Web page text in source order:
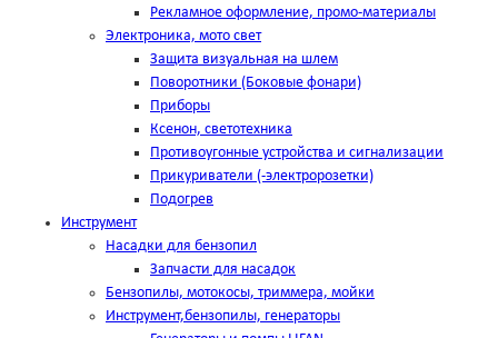
Рекламное оформление, промо-материалы
Электроника, мото свет
Защита визуальная на шлем
Поворотники (Боковые фонари)
Приборы
Ксенон, светотехника
Противоугонные устройства и сигнализации
Прикуриватели (-электророзетки)
Подогрев
Инструмент
Насадки для бензопил
Запчасти для насадок
Бензопилы, мотокосы, триммера, мойки
Инструмент,бензопилы, генераторы